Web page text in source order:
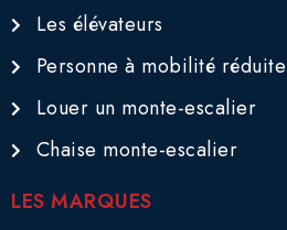
Les élévateurs
Personne à mobilité réduite
Louer un monte-escalier
Chaise monte-escalier
LES MARQUES